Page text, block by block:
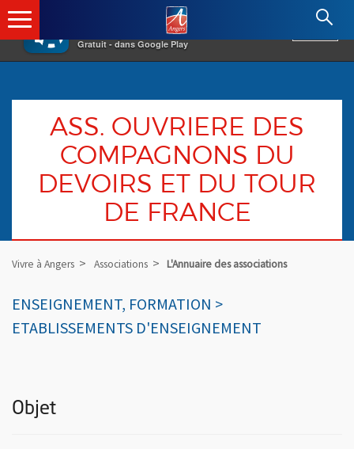
×
Gratuit - dans Google Play
Angers.fr : Retour à l'accueil
ASS. OUVRIERE DES
COMPAGNONS DU
DEVOIRS ET DU TOUR
DE FRANCE
Vivre à Angers Associations L'Annuaire des associations
ENSEIGNEMENT, FORMATION >
ETABLISSEMENTS D'ENSEIGNEMENT
Objet